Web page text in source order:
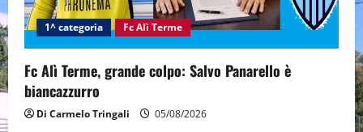
o
n
1^ categoria Fc Alì Terme
Fc Alì Terme, grande colpo: Salvo Panarello è
biancazzurro
Di Carmelo Tringali 05/08/2026